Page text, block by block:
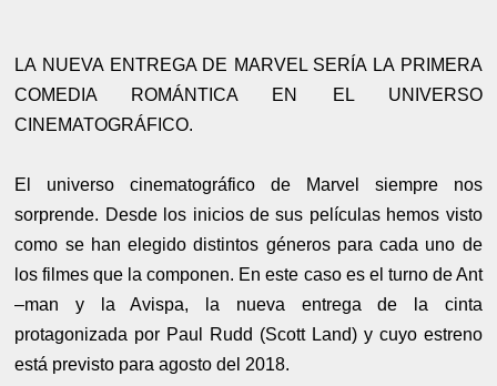
LA NUEVA ENTREGA DE MARVEL SERÍA LA PRIMERA
COMEDIA ROMÁNTICA EN EL UNIVERSO
CINEMATOGRÁFICO.
El universo cinematográfico de Marvel siempre nos
sorprende. Desde los inicios de sus películas hemos visto
como se han elegido distintos géneros para cada uno de
los filmes que la componen. En este caso es el turno de Ant
–man y la Avispa, la nueva entrega de la cinta
protagonizada por Paul Rudd (Scott Land) y cuyo estreno
está previsto para agosto del 2018.